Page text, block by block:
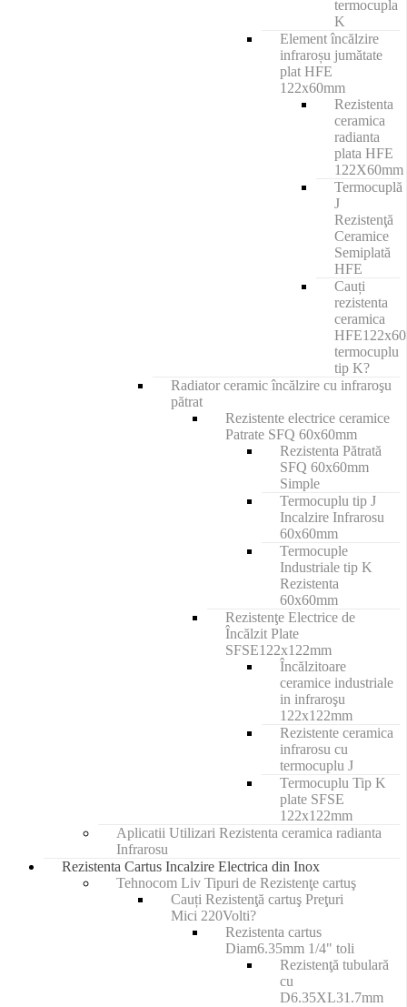
termocupla
K
Element încălzire
infraroșu jumătate
plat HFE
122x60mm
Rezistenta
ceramica
radianta
plata HFE
122X60mm
Termocuplă
J
Rezistenţă
Ceramice
Semiplată
HFE
Cauți
rezistenta
ceramica
termocuplu
tip K?
Radiator ceramic încălzire cu infraroşu
pătrat
Rezistente electrice ceramice
Patrate SFQ 60x60mm
Rezistenta Pătrată
SFQ 60x60mm
Simple
Termocuplu tip J
Incalzire Infrarosu
60x60mm
Termocuple
Industriale tip K
Rezistenta
60x60mm
Rezistenţe Electrice de
Încălzit Plate
SFSE122x122mm
Încălzitoare
ceramice industriale
in infraroşu
122x122mm
Rezistente ceramica
infrarosu cu
termocuplu J
Termocuplu Tip K
plate SFSE
122x122mm
Aplicatii Utilizari Rezistenta ceramica radianta
Infrarosu
Rezistenta Cartus Incalzire Electrica din Inox
Tehnocom Liv Tipuri de Rezistenţe cartuş
Cauți Rezistenţă cartuş Preţuri
Mici 220Volti?
Rezistenta cartus
Diam6.35mm 1/4" toli
Rezistenţă tubulară
cu
D6.35XL31.7mm